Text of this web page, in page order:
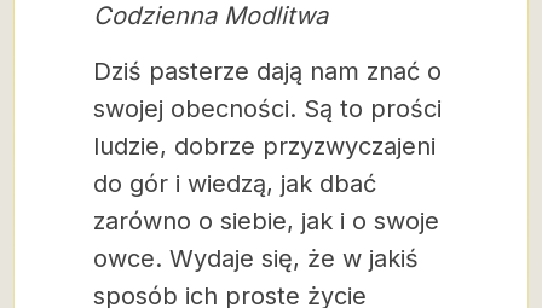
Codzienna Modlitwa
Dziś pasterze dają nam znać o
swojej obecności. Są to prości
ludzie, dobrze przyzwyczajeni
do gór i wiedzą, jak dbać
zarówno o siebie, jak i o swoje
owce. Wydaje się, że w jakiś
sposób ich proste życie